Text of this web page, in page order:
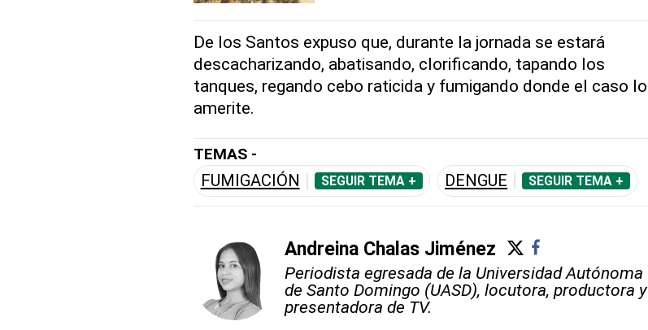
De los Santos expuso que, durante la jornada se estará
descacharizando, abatisando, clorificando, tapando los
tanques, regando cebo raticida y fumigando donde el caso lo
amerite.
TEMAS -
FUMIGACIÓN SEGUIR TEMA + DENGUE SEGUIR TEMA +
Andreina Chalas Jiménez
Periodista egresada de la Universidad Autónoma
de Santo Domingo (UASD), locutora, productora y
presentadora de TV.